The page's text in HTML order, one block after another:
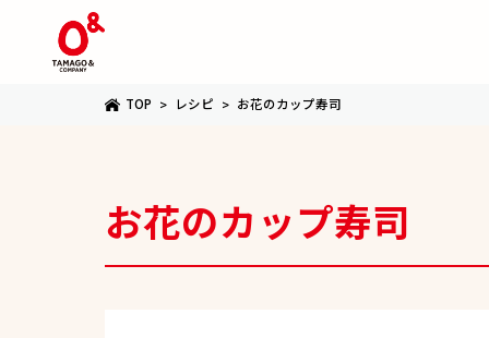
TOP レシピ お花のカップ寿司
お花のカップ寿司